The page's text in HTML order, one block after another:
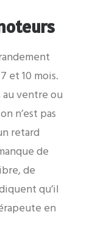
et 10 mois.
ventre ou
n’est pas
retard
de
de
qu’il
en